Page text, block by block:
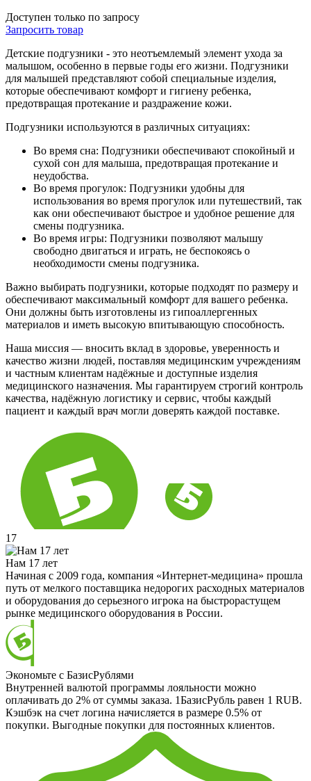
Доступен только по запросу
Запросить товар
Детские подгузники - это неотъемлемый элемент ухода за
малышом, особенно в первые годы его жизни. Подгузники
для малышей представляют собой специальные изделия,
которые обеспечивают комфорт и гигиену ребенка,
предотвращая протекание и раздражение кожи.
Подгузники используются в различных ситуациях:
Во время сна: Подгузники обеспечивают спокойный и
сухой сон для малыша, предотвращая протекание и
неудобства.
Во время прогулок: Подгузники удобны для
использования во время прогулок или путешествий, так
как они обеспечивают быстрое и удобное решение для
смены подгузника.
Во время игры: Подгузники позволяют малышу
свободно двигаться и играть, не беспокоясь о
необходимости смены подгузника.
Важно выбирать подгузники, которые подходят по размеру и
обеспечивают максимальный комфорт для вашего ребенка.
Они должны быть изготовлены из гипоаллергенных
материалов и иметь высокую впитывающую способность.
Наша миссия — вносить вклад в здоровье, уверенность и
качество жизни людей, поставляя медицинским учреждениям
и частным клиентам надёжные и доступные изделия
медицинского назначения. Мы гарантируем строгий контроль
качества, надёжную логистику и сервис, чтобы каждый
пациент и каждый врач могли доверять каждой поставке.
17
Нам 17 лет
Начиная с 2009 года, компания «Интернет-медицина» прошла
путь от мелкого поставщика недорогих расходных материалов
и оборудования до серьезного игрока на быстрорастущем
рынке медицинского оборудования в России.
Экономьте с БазисРублями
Внутренней валютой программы лояльности можно
оплачивать до 2% от суммы заказа. 1БазисРубль равен 1 RUB.
Кэшбэк на счет логина начисляется в размере 0.5% от
покупки. Выгодные покупки для постоянных клиентов.